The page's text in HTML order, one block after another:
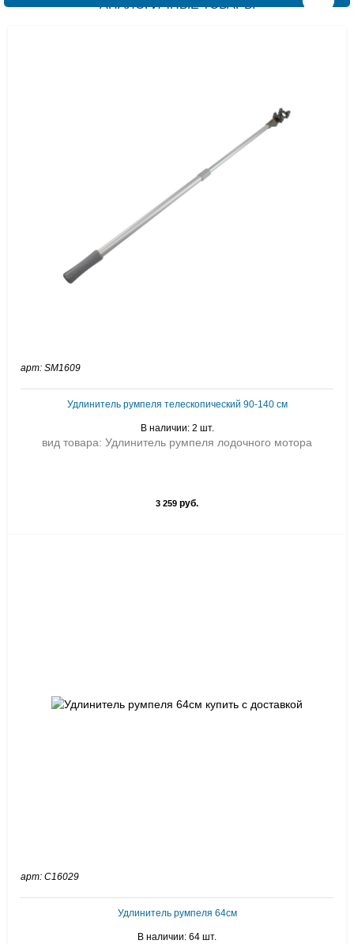
АНАЛОГИЧНЫЕ ТОВАРЫ
арт: SM1609
Удлинитель румпеля телескопический 90-140 см
В наличии: 2 шт.
вид товара: Удлинитель румпеля лодочного мотора
3 259 руб.
арт: C16029
Удлинитель румпеля 64см
В наличии: 64 шт.